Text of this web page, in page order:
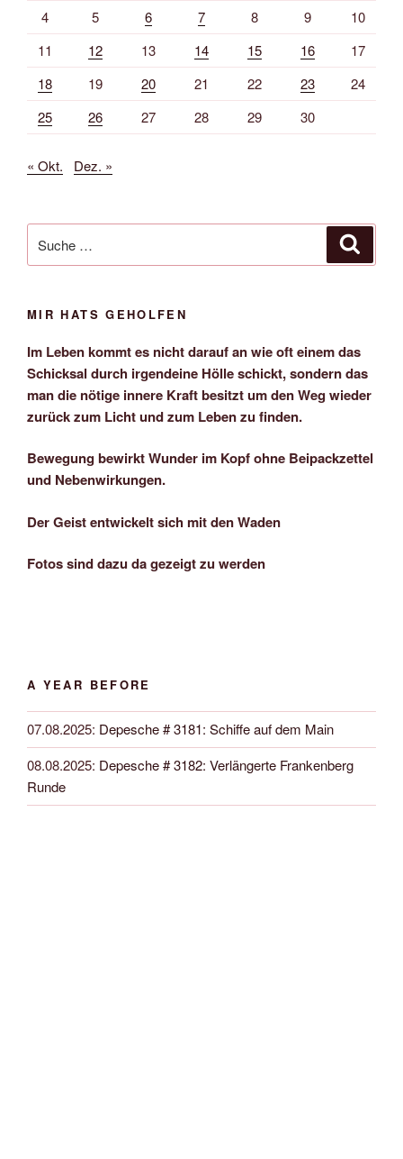
4 5 6 7 8 9
10
11
12 13 14 15 16
17
18
19 20 21 22 23
24
25
26 27 28 29 30
« Okt. Dez. »
nach:
MIR HATS GEHOLFEN
Im Leben kommt es nicht darauf an wie oft einem das
Schicksal durch irgendeine Hölle schickt, sondern das
man die nötige innere Kraft besitzt um den Weg wieder
zurück zum Licht und zum Leben zu finden.
Bewegung bewirkt Wunder im Kopf ohne Beipackzettel
und Nebenwirkungen.
Der Geist entwickelt sich mit den Waden
Fotos sind dazu da gezeigt zu werden
A YEAR BEFORE
07.08.2025: Depesche # 3181: Schiffe auf dem Main
08.08.2025: Depesche # 3182: Verlängerte Frankenberg
Runde